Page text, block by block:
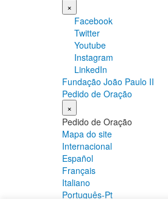
×
Facebook
Twitter
Youtube
Instagram
LinkedIn
Fundação João Paulo II
Pedido de Oração
×
Pedido de Oração
Mapa do site
Internacional
Español
Français
Italiano
Português-Pt